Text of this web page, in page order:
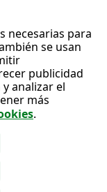
necesarias para
se usan
publicidad
analizar el
más
.